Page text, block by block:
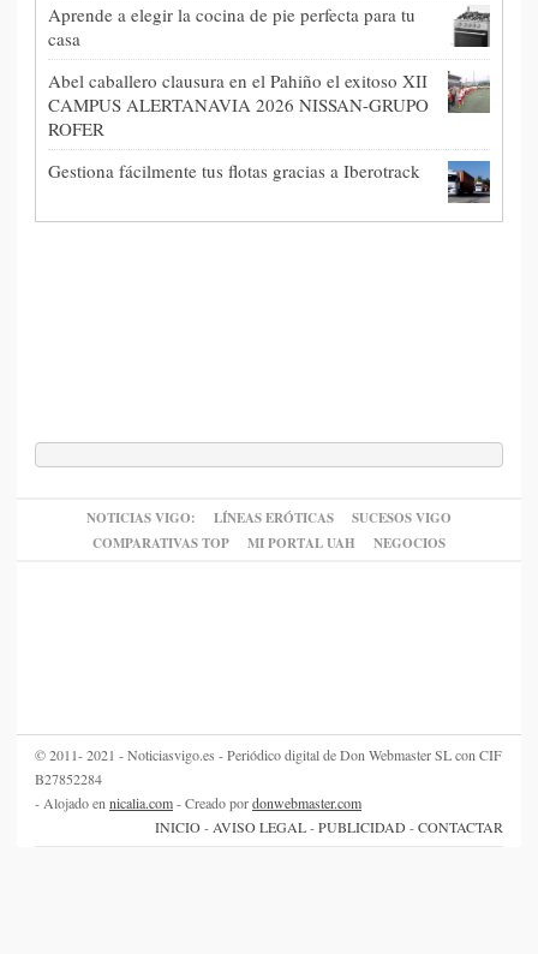
Aprende a elegir la cocina de pie perfecta para tu
casa
Abel caballero clausura en el Pahiño el exitoso XII
CAMPUS ALERTANAVIA 2026 NISSAN-GRUPO
ROFER
Gestiona fácilmente tus flotas gracias a Iberotrack
NOTICIAS VIGO: LÍNEAS ERÓTICAS
SUCESOS VIGO
COMPARATIVAS TOP
MI PORTAL UAH NEGOCIOS
© 2011- 2021 - Noticiasvigo.es - Periódico digital de Don Webmaster SL con CIF
B27852284
- Alojado en nicalia.com- Creado pordonwebmaster.com
INICIO- AVISO LEGAL-PUBLICIDAD -CONTACTAR